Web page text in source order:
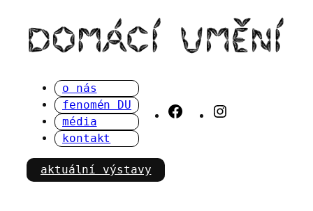
obsah
o nás
fenomén DU
média
kontakt
Facebook
aktuální výstavy